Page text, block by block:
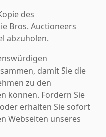
des
Bros. Auctioneers
abzuholen.
damit Sie die
zu den
können. Fordern Sie
erhalten Sie sofort
Webseiten unseres